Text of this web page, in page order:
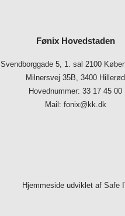
Fønix Hovedstaden
Svendborggade 5, 1. sal 2100
Milnersvej 35B, 3400 Hillerød
Hovednummer: 33 17 45 00
Mail: fonix@kk.dk
Hjemmeside udviklet af Safe